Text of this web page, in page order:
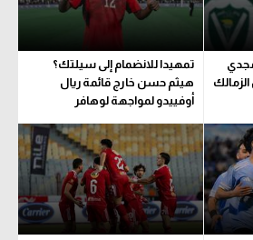
تمهيدا للانضمام إلى سيلتك؟
هيثم حسن خارج قائمة ريال
أوفييدو لمواجهة لوهافر